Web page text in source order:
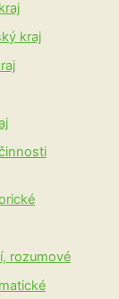
kraj
rozumové